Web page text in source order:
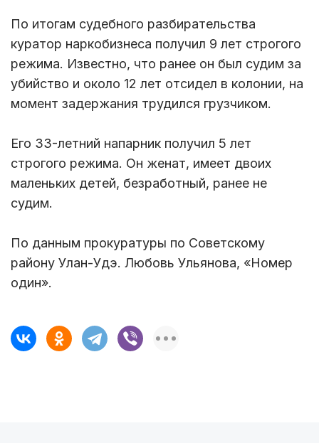
По итогам судебного разбирательства
куратор наркобизнеса получил 9 лет строгого
режима. Известно, что ранее он был судим за
убийство и около 12 лет отсидел в колонии, на
момент задержания трудился грузчиком.
Его 33-летний напарник получил 5 лет
строгого режима. Он женат, имеет двоих
маленьких детей, безработный, ранее не
судим.
По данным прокуратуры по Советскому
району Улан-Удэ. Любовь Ульянова, «Номер
один».